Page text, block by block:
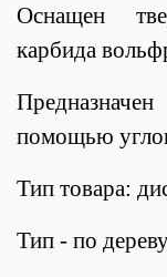
Оснащен
карбида
помощью
Тип товара:
Тип - по